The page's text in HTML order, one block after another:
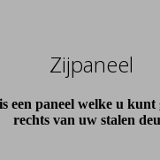
Zijpaneel
een paneel welke u
rechts van uw stalen